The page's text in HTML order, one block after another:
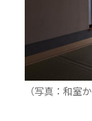
（写真：和室